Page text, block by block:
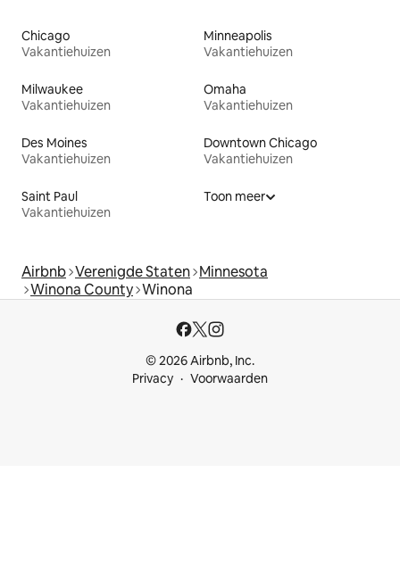
Chicago
Vakantiehuizen
Minneapolis
Vakantiehuizen
Milwaukee
Vakantiehuizen
Omaha
Vakantiehuizen
Des Moines
Vakantiehuizen
Downtown Chicago
Vakantiehuizen
Saint Paul
Vakantiehuizen
Toon meer
Airbnb Verenigde Staten Minnesota
Winona County Winona
© 2026 Airbnb, Inc.
Privacy
Voorwaarden